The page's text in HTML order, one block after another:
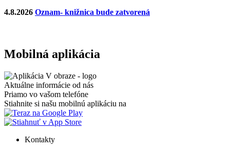
4.8.2026 Oznam- knižnica bude zatvorená
Mobilná aplikácia
Aktuálne informácie od nás
Priamo vo vašom telefóne
Stiahnite si našu mobilnú aplikáciu na
Kontakty